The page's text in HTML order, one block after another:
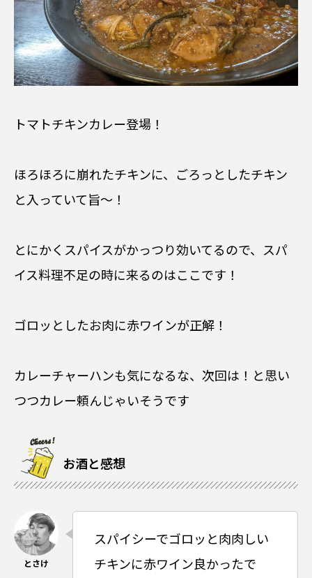
トマトチキンカレー登場！
ほろほろに崩れたチキンに、ごろっとしたチキン
と入っていて旨〜！
とにかくスパイスがかっつり効いてるので、スパ
イス料理不足の時に来るのはここです！
ゴロッとしたお肉に赤ワインが正解！
カレーチャーハンも気になるな、次回は！と思い
つつカレー頼んじゃいそうです
お酒と感想
スパイシーでゴロッと肉肉しい
チキンに赤ワイン良かったで